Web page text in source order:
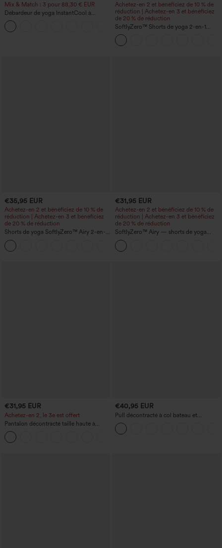
Mix & Match : 3 pour 88,30 € EUR
Débardeur de yoga InstantCool à
encolure en U et ourlet arrondi –
UPF50+
Achetez-en 2 et bénéficiez de 10 % de
réduction | Achetez-en 3 et bénéficiez
de 20 % de réduction
SoftlyZero™ Shorts de yoga 2-en-1
InstantCool, super taille haute, aérés, 5''
avec poches — longueur allongée
€35,95 EUR
Achetez-en 2 et bénéficiez de 10 % de
réduction | Achetez-en 3 et bénéficiez
de 20 % de réduction
Shorts de yoga SoftlyZero™ Airy 2-en-1
InstantCool, super taille haute, 7" avec
poches
€31,95 EUR
Achetez-en 2 et bénéficiez de 10 % de
réduction | Achetez-en 3 et bénéficiez
de 20 % de réduction
SoftlyZero™ Airy — shorts de yoga
super taille haute 2-en-1 InstantCool
avec poches
€31,95 EUR
Achetez-en 2, le 3e est offert
Pantalon décontracté taille haute à
cordon, coupe large en mélange de lin,
avec poches
€40,95 EUR
Pull décontracté à col bateau et
manches chauve-souris